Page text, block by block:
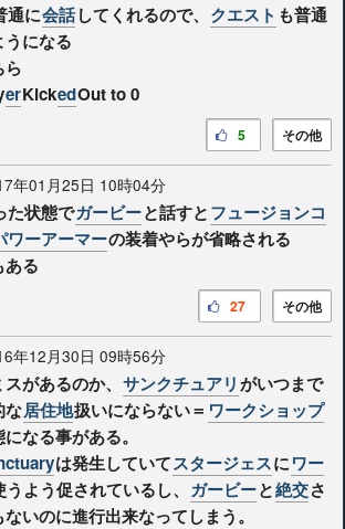
通に会話してくれるので、 クエスト も普通
になる
ら
erKickedOut to 0
その他
5
年01月25日 10時04分
た状態でガービーと話すとフュージョンコ
ワーアーマーの装着やらが省略される
ある
その他
27
年12月30日 09時56分
があるのか、 サンクチュアリがいつまで
な居住地扱いにならない＝ ワークショップ
なる事がある。
は発生していてスタージェスにワー
うよう促されているし、 ガービーと絶交さ
いのに進行出来なってしまう。